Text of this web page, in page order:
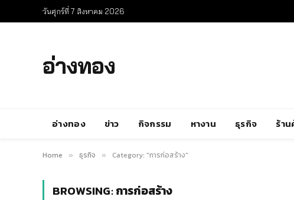
วันศุกร์ที่ 7 สิงหาคม 2026
อ่างทอง
อ่างทอง ข่าว กิจกรรม หางาน ธุรกิจ ร้าน
Home » ธุรกิจ » Category: "การก่อสร้าง"
BROWSING:การก่อสร้าง